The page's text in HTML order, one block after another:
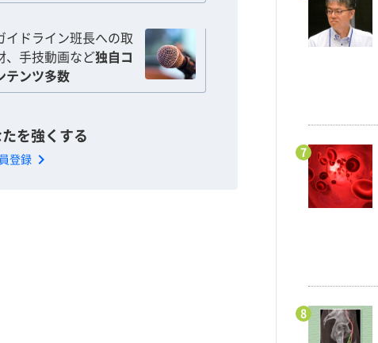
イドライン班長への取
、手技動画など独自コ
テンツ多数
を強くする
登録 chevron_right 7
8